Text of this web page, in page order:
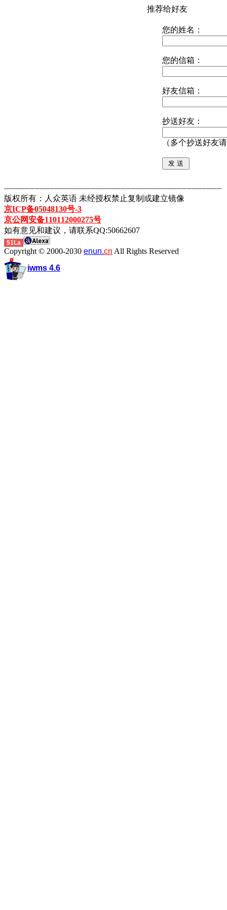
推荐给好友
您的姓名：
您的信箱：
好友信箱：
抄送好友：
（多个抄送好友
┈┈┈┈┈┈┈┈┈┈┈┈┈┈┈┈┈┈┈┈┈┈┈┈┈┈┈┈┈┈┈┈┈┈┈┈┈┈┈┈┈┈┈
版权所有：人众英语 未经授权禁止复制或建立镜像
京ICP备05048130号-3
京公网安备110112000275号
如有意见和建议，请联系QQ:50662607
51La
Copyright © 2000-2030 enun.cn All Rights Reserved
iwms 4.6